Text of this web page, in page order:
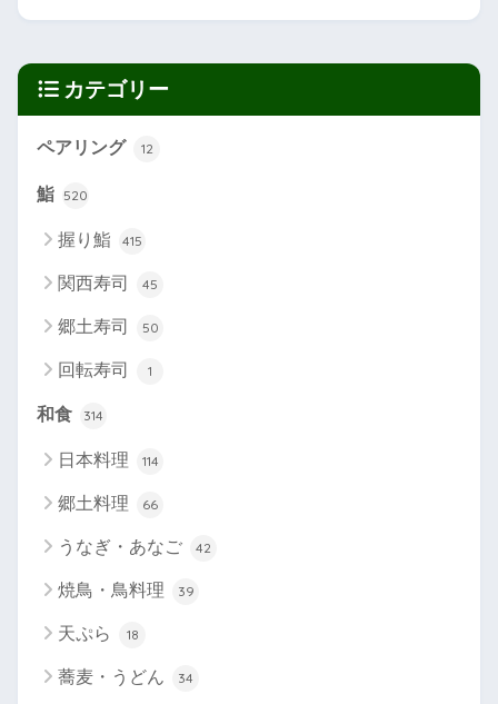
カテゴリー
ペアリング 12
鮨 520
握り鮨 415
関西寿司 45
郷土寿司 50
回転寿司 1
和食 314
日本料理 114
郷土料理 66
うなぎ・あなご 42
焼鳥・鳥料理 39
天ぷら 18
蕎麦・うどん 34